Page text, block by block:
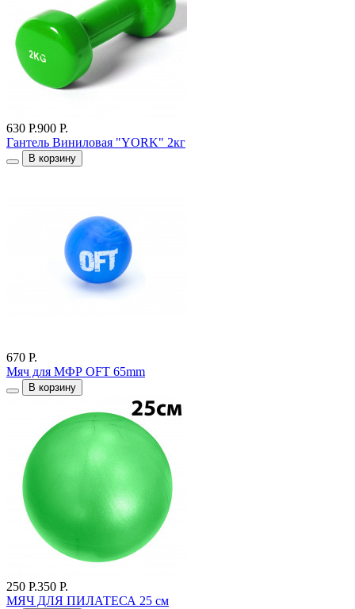
630 Р.900 Р.
Гантель Виниловая "YORK" 2кг
В корзину
670 Р.
Мяч для МФР OFT 65mm
В корзину
250 Р.350 Р.
МЯЧ ДЛЯ ПИЛАТЕСА 25 см